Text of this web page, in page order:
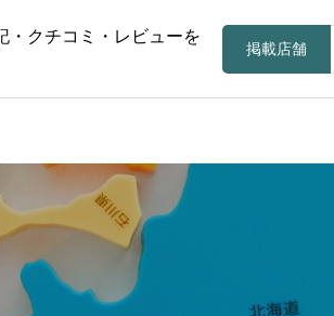
・クチコミ・レビューを
掲載店舗